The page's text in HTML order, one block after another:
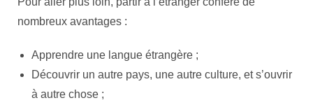
nombreux avantages :
Apprendre une langue étrangère ;
Découvrir un autre pays, une autre culture, et s’ouvrir
à autre chose ;